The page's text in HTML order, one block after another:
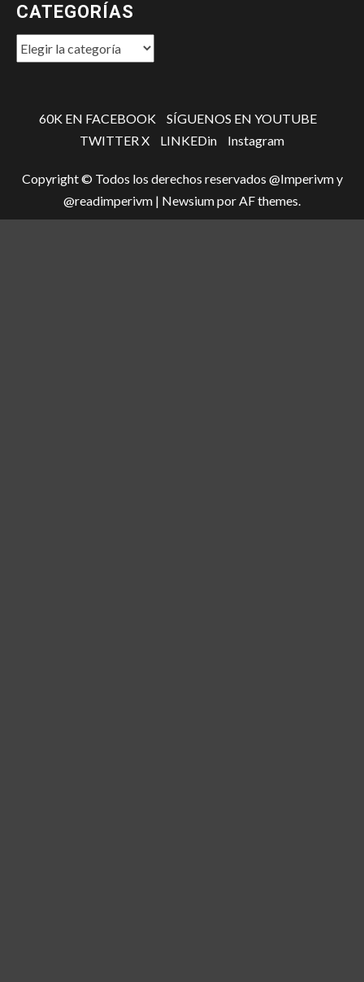
CATEGORÍAS
Categorías
60K EN FACEBOOK
SÍGUENOS EN YOUTUBE
TWITTER X
LINKEDin Instagram
Copyright © Todos los derechos reservados @Imperivm y
@readimperivm | Newsiumpor AF themes.